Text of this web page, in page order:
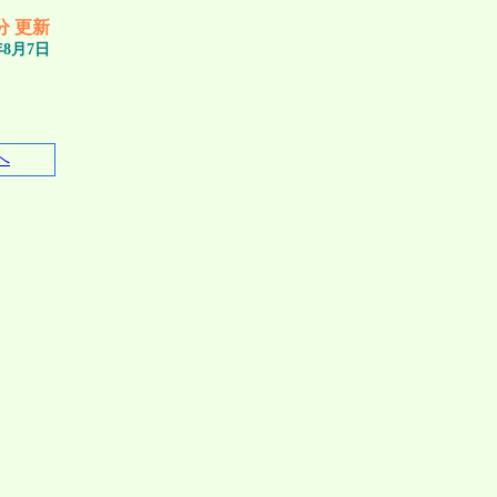
更新
月7日